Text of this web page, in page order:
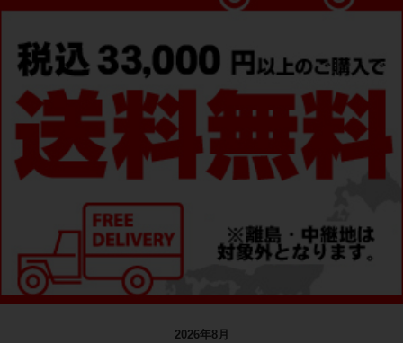
2026年8月